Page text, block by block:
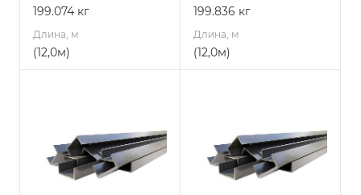
199.074 кг
Длина, м
(12,0м)
199.836 кг
Длина, м
(12,0м)